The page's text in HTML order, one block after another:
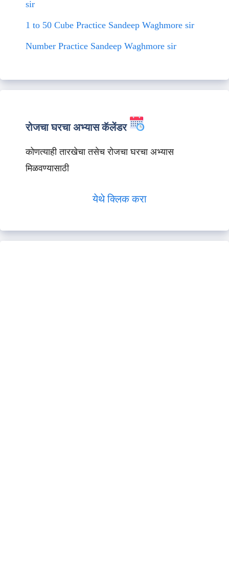
sir
1 to 50 Cube Practice Sandeep Waghmore sir
Number Practice Sandeep Waghmore sir
रोजचा घरचा अभ्यास कॅलेंडर
कोणत्याही तारखेचा तसेच रोजचा घरचा अभ्यास
मिळवण्यासाठी
येथे क्लिक करा